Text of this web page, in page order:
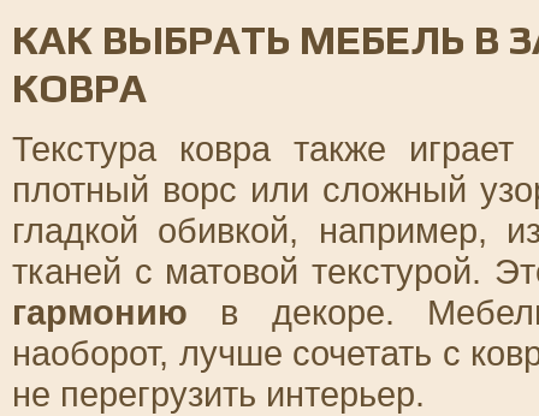
КАК ВЫБРАТЬ МЕБЕЛЬ В
КОВРА
Текстура ковра также
плотный ворс или сложный
гладкой обивкой, например,
тканей с матовой текстурой.
гармонию в декоре.
наоборот, лучше сочетать с
не перегрузить интерьер.